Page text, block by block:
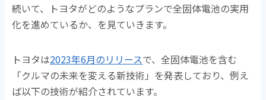
続いて、トヨタがどのようなプランで全固体電池の実用
化を進めているか、を見ていきます。
トヨタは2023年6月のリリースで、全固体電池を含む
「クルマの未来を変える新技術」を発表しており、例え
ば以下の技術が紹介されています。